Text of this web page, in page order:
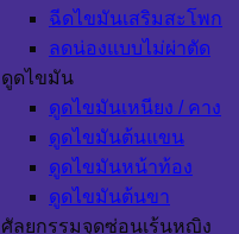
ฉีดไขมันเสริมสะโพก
ลดน่องแบบไม่ผ่าตัด
ดูดไขมัน
ดูดไขมันเหนียง / คาง
ดูดไขมันต้นแขน
ดูดไขมันหน้าท้อง
ดูดไขมันต้นขา
ศัลยกรรมจุดซ่อนเร้นหญิง